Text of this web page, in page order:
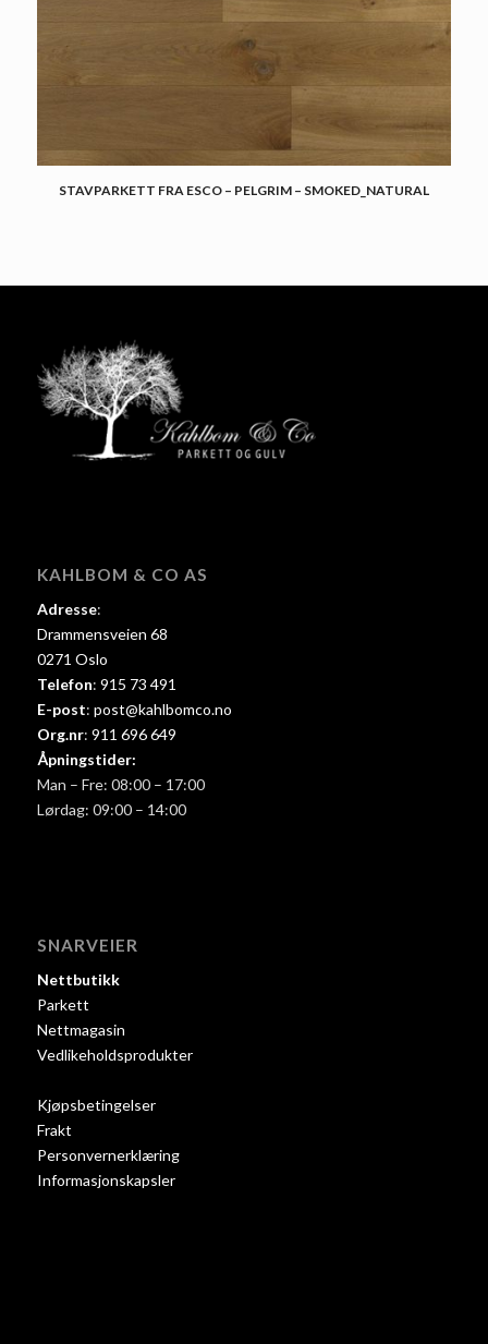
STAVPARKETT FRA ESCO – PELGRIM – SMOKED_NATURAL
KAHLBOM & CO AS
Adresse:
Drammensveien 68
0271 Oslo
Telefon: 915 73 491
E-post: post@kahlbomco.no
Org.nr: 911 696 649
Åpningstider:
Man – Fre: 08:00 – 17:00
Lørdag: 09:00 – 14:00
SNARVEIER
Nettbutikk
Parkett
Nettmagasin
Vedlikeholdsprodukter
Kjøpsbetingelser
Frakt
Personvernerklæring
Informasjonskapsler